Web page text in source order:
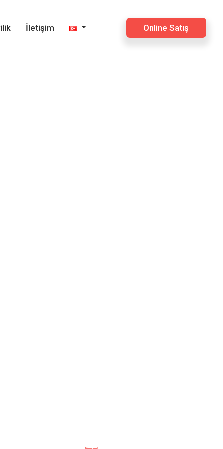
İletişim Online Satış